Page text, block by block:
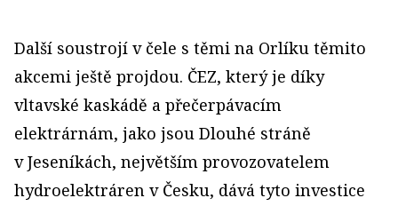
Další soustrojí v čele s těmi na Orlíku těmito
akcemi ještě projdou. ČEZ, který je díky
vltavské kaskádě a přečerpávacím
elektrárnám, jako jsou Dlouhé stráně
v Jeseníkách, největším provozovatelem
hydroelektráren v Česku, dává tyto investice